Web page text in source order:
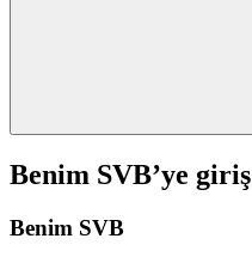
Benim SVB’ye giriş
Benim SVB